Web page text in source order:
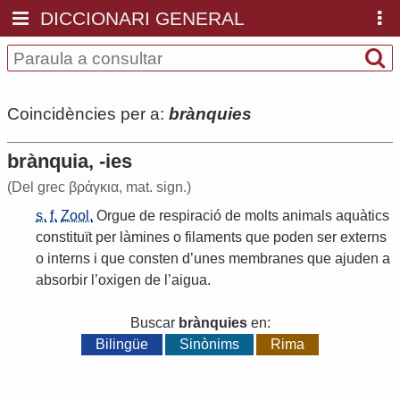
DICCIONARI GENERAL
Coincidències per a: brànquies
brànquia, -ies
(Del grec βράγκια, mat. sign.)
s. f. Zool. Orgue de respiració de molts animals aquàtics
constituït per làmines o filaments que poden ser externs
o interns i que consten d’unes membranes que ajuden a
absorbir ’oxigen de ’aigua.
Buscar brànquiesen:
Bilingüe
Sinònims Rima